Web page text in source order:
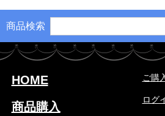
商品検索
HOME
商品購入
ご購
ログ